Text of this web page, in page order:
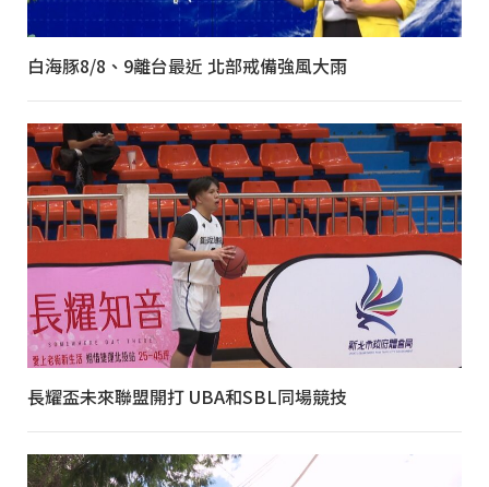
白海豚8/8、9離台最近 北部戒備強風大雨
長耀盃未來聯盟開打 UBA和SBL同場競技